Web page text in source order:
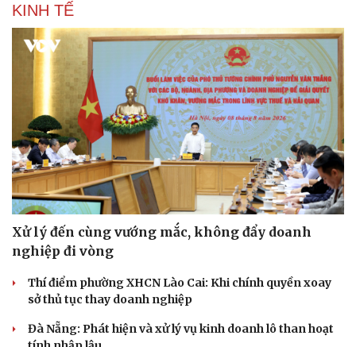
Văn hóa
Văn học
Âm nhạc
Giải trí
Thời trang
KINH TẾ
Xử lý đến cùng vướng mắc, không đẩy doanh
nghiệp đi vòng
Thí điểm phường XHCN Lào Cai: Khi chính quyền xoay
sở thủ tục thay doanh nghiệp
Đà Nẵng: Phát hiện và xử lý vụ kinh doanh lô than hoạt